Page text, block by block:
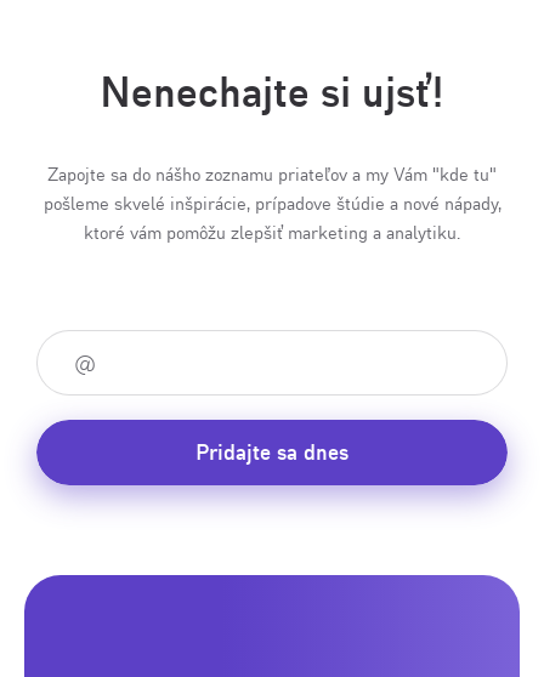
Nenechajte si ujsť!
Zapojte sa do nášho zoznamu priateľov a my Vám "kde tu"
pošleme skvelé inšpirácie, prípadove štúdie a nové nápady,
ktoré vám pomôžu zlepšiť marketing a analytiku.
Pridajte sa dnes